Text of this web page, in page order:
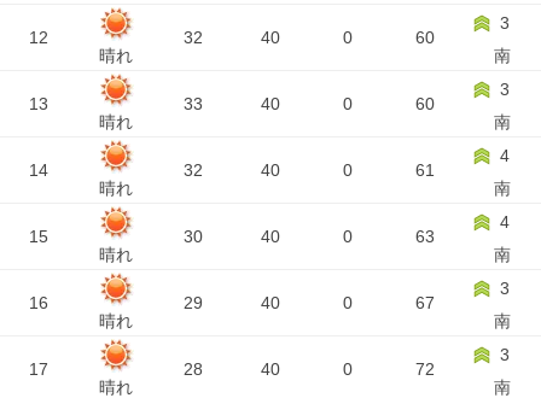
12
晴れ
32 40 0 60
3
南
13
晴れ
33 40 0 60
3
南
14
晴れ
32 40 0 61
4
南
15
晴れ
30 40 0 63
4
南
16
晴れ
29 40 0 67
3
南
17
晴れ
28 40 0 72
3
南